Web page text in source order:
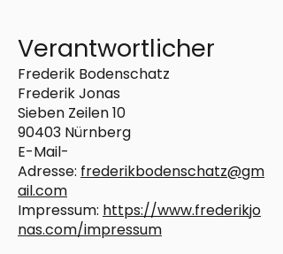
Verantwortlicher
Frederik Bodenschatz
Frederik Jonas
Sieben Zeilen 10
90403 Nürnberg
E-Mail-
Adresse: frederikbodenschatz@gm
ail.com
Impressum: https://www.frederikjo
nas.com/impressum